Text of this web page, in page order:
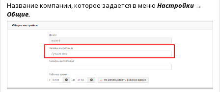
Название компании, которое задается в меню Настройки →
Общие.